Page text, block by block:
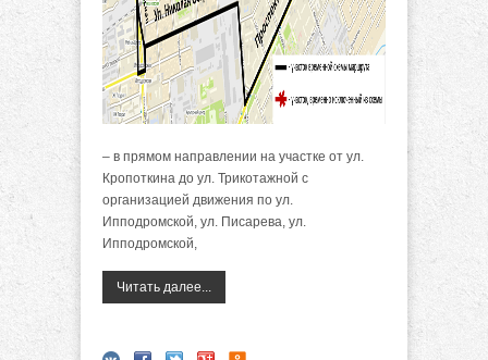
– в прямом направлении на участке от ул.
Кропоткина до ул. Трикотажной с
организацией движения по ул.
Ипподромской, ул. Писарева, ул.
Ипподромской,
Читать далее...